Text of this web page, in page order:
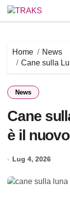
Skip
Home
News
Cane sulla
News
Cane
è il
Lug 4, 2026